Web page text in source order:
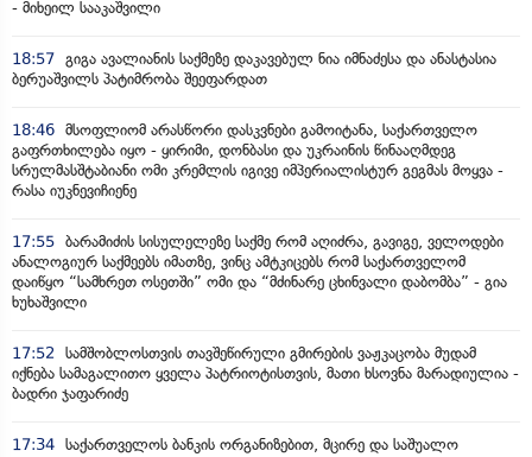
- მიხეილ სააკაშვილი
18:57 გიგა ავალიანის საქმეზე დაკავებულ ნია იმნაძესა და ანასტასია
ბერუაშვილს პატიმრობა შეეფარდათ
18:46 მსოფლიომ არასწორი დასკვნები გამოიტანა, საქართველო
გაფრთხილება იყო - ყირიმი, დონბასი და უკრაინის წინააღმდეგ
სრულმასშტაბიანი ომი კრემლის იგივე იმპერიალისტურ გეგმას მოყვა -
რასა იუკნევიჩიენე
17:55 ბარამიძის სისულელეზე საქმე რომ აღიძრა, გავიგე, ველოდები
ანალოგიურ საქმეებს იმათზე, ვინც ამტკიცებს რომ საქართველომ
დაიწყო “სამხრეთ ოსეთში” ომი და “მძინარე ცხინვალი დაბომბა” - გია
ხუხაშვილი
17:52 სამშობლოსთვის თავშეწირული გმირების ვაჟკაცობა მუდამ
იქნება სამაგალითო ყველა პატრიოტისთვის, მათი ხსოვნა მარადიულია -
ბადრი ჯაფარიძე
17:34 საქართველოს ბანკის ორგანიზებით, მცირე და საშუალო